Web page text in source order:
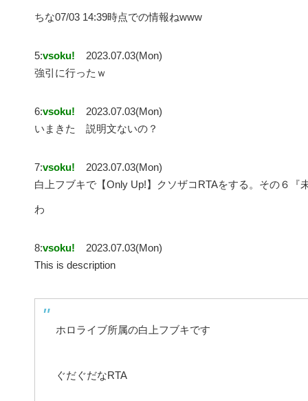
ちな07/03 14:39時点での情報ねwww
5:vsoku!
2023.07.03(Mon)
強引に行ったｗ
6:vsoku!
2023.07.03(Mon)
いまきた 説明文ないの？
7:vsoku!
2023.07.03(Mon)
白上フブキで【Only Up!】クソザコRTAをする。その６
わ
8:vsoku!
2023.07.03(Mon)
This is description
ホロライブ所属の白上フブキです
ぐだぐだなRTA